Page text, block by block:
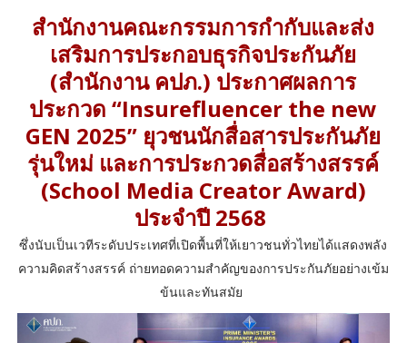
สำนักงานคณะกรรมการกำกับและส่ง
เสริมการประกอบธุรกิจประกันภัย
(สำนักงาน คปภ.) ประกาศผลการ
ประกวด “Insurefluencer the new
GEN 2025” ยุวชนนักสื่อสารประกันภัย
รุ่นใหม่ และการประกวดสื่อสร้างสรรค์
(School Media Creator Award)
ประจำปี 2568
ซึ่งนับเป็นเวทีระดับประเทศที่เปิดพื้นที่ให้เยาวชนทั่วไทยได้แสดงพลัง
ความคิดสร้างสรรค์ ถ่ายทอดความสำคัญของการประกันภัยอย่างเข้ม
ข้นและทันสมัย